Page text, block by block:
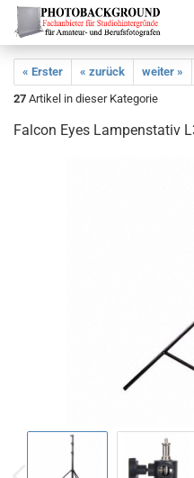
« Erster « zurück weiter »
27 Artikel in dieser Kategorie
Falcon Eyes Lampenstativ